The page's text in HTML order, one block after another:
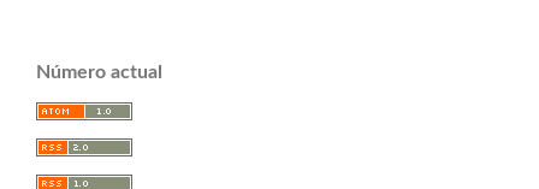
Número actual